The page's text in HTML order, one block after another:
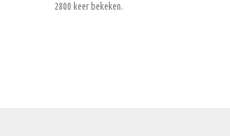
2800 keer bekeken.